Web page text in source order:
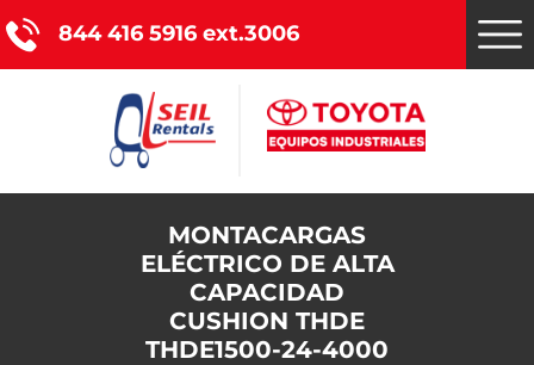
844 416 5916 ext.3006
Nuestros servicios
Catálogo de productos
MONTACARGAS
ELÉCTRICO DE ALTA
CAPACIDAD
CUSHION THDE
THDE1500-24-4000